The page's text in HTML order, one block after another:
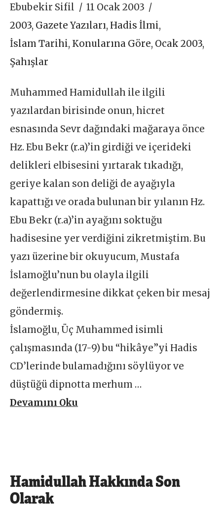
Ebubekir Sifil
11 Ocak 2003
2003, Gazete Yazıları, Hadis İlmi,
İslam Tarihi, Konularına Göre, Ocak 2003,
Şahışlar
Muhammed Hamidullah ile ilgili
yazılardan birisinde onun, hicret
esnasında Sevr dağındaki mağaraya önce
Hz. Ebu Bekr (r.a)’in girdiği ve içerideki
delikleri elbisesini yırtarak tıkadığı,
geriye kalan son deliği de ayağıyla
kapattığı ve orada bulunan bir yılanın Hz.
Ebu Bekr (r.a)’in ayağını soktuğu
hadisesine yer verdiğini zikretmiştim. Bu
yazı üzerine bir okuyucum, Mustafa
İslamoğlu’nun bu olayla ilgili
değerlendirmesine dikkat çeken bir mesaj
göndermiş.
İslamoğlu, Üç Muhammed isimli
çalışmasında (17-9) bu “hikâye”yi Hadis
CD’lerinde bulamadığını söylüyor ve
düştüğü dipnotta merhum …
Devamını Oku
Hamidullah Hakkında Son
Olarak